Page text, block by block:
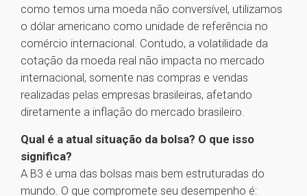
como temos uma moeda não conversível, utilizamos
o dólar americano como unidade de referência no
comércio internacional. Contudo, a volatilidade da
cotação da moeda real não impacta no mercado
internacional, somente nas compras e vendas
realizadas pelas empresas brasileiras, afetando
diretamente a inflação do mercado brasileiro.
Qual é a atual situação da bolsa? O que isso
significa?
A B3 é uma das bolsas mais bem estruturadas do
mundo. O que compromete seu desempenho é: